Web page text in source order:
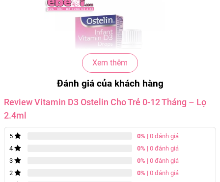
Đặc Điểm Nổi Bật
Thành Phần Tự Nhiên: Mỗi giọt cung cấp 400IU vitamin
Xem thêm
Đánh giá của khách hàng
Review Vitamin D3 Ostelin Cho Trẻ 0-12 Tháng – Lọ
2.4ml
5 0% | 0 đánh giá
4
0% | 0 đánh giá
3
0% | 0 đánh giá
2
0% | 0 đánh giá